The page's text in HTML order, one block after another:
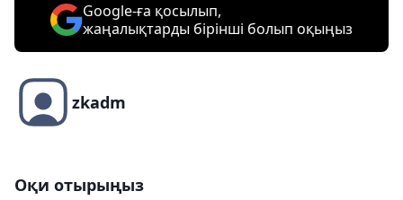
Google-ға қосылып,
жаңалықтарды бірінші болып оқыңыз
zkadm
Оқи отырыңыз